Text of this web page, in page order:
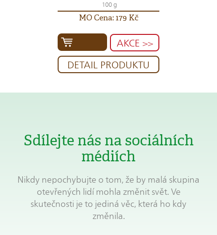
100 g
MO Cena: 179 Kč
AKCE >>
DETAIL PRODUKTU
Sdílejte nás na sociálních
médiích
Nikdy nepochybujte o tom, že by malá skupina
otevřených lidí mohla změnit svět. Ve
skutečnosti je to jediná věc, která ho kdy
změnila.